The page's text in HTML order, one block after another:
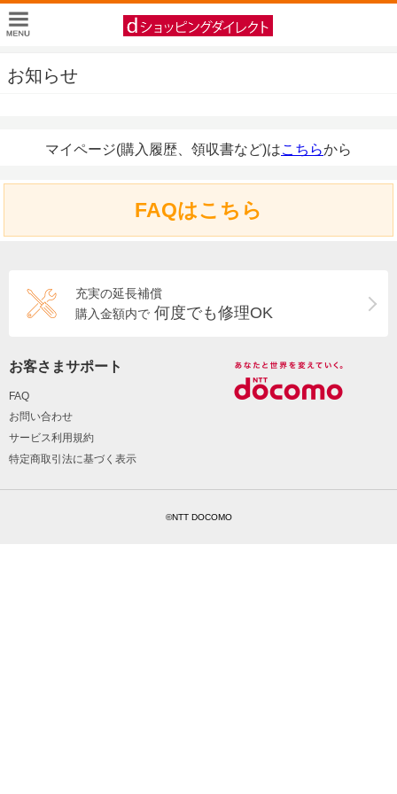
お知らせ
マイページ(購入履歴、領収書など)はこちらから
FAQはこちら
充実の延長補償
購入金額内で 何度でも修理OK
お客さまサポート
FAQ
お問い合わせ
サービス利用規約
特定商取引法に基づく表示
©NTT DOCOMO